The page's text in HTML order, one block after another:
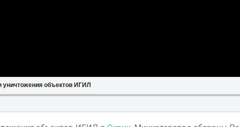
объектов ИГИЛ